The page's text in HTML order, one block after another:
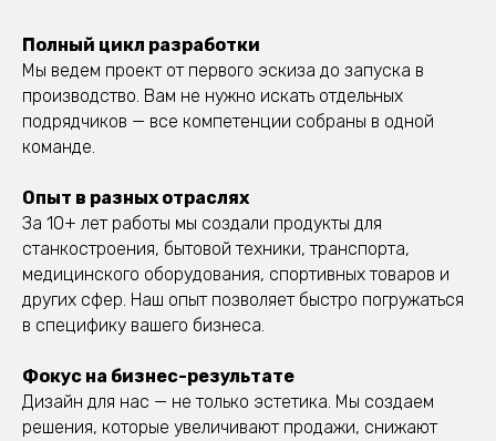
Полный цикл разработки
Мы ведем проект от первого эскиза до запуска в
производство. Вам не нужно искать отдельных
подрядчиков — все компетенции собраны в одной
команде.
Опыт в разных отраслях
За 10+ лет работы мы создали продукты для
станкостроения, бытовой техники, транспорта,
медицинского оборудования, спортивных товаров и
других сфер. Наш опыт позволяет быстро погружаться
в специфику вашего бизнеса.
Фокус на бизнес-результате
Дизайн для нас — не только эстетика. Мы создаем
решения, которые увеличивают продажи, снижают